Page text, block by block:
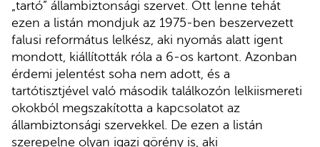
„tartó” állambiztonsági szervet. Ott lenne tehát
ezen a listán mondjuk az 1975-ben beszervezett
falusi református lelkész, aki nyomás alatt igent
mondott, kiállították róla a 6-os kartont. Azonban
érdemi jelentést soha nem adott, és a
tartótisztjével való második találkozón lelkiismereti
okokból megszakította a kapcsolatot az
állambiztonsági szervekkel. De ezen a listán
szerepelne olyan igazi görény is, aki